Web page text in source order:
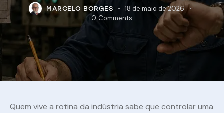
MARCELO BORGES
18 de maio de 2026
0 Comments
Quem vive a rotina da indústria sabe que controlar uma